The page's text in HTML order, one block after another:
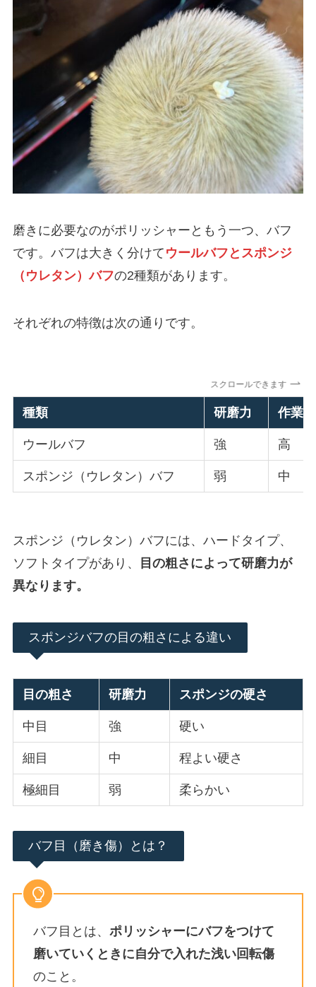
磨きに必要なのがポリッシャーともう一つ、バフ
です。バフは大きく分けて ウールバフとスポンジ
（ウレタン）バフの2種類があります。
それぞれの特徴は次の通りです。
スクロールできます
種類 研磨力 作業
ウールバフ 強 高
スポンジ（ウレタン）バフ 弱 中
スポンジ（ウレタン）バフには、ハードタイプ、
ソフトタイプがあり、
目の粗さによって研磨力が
異なります。
スポンジバフの目の粗さによる違い
目の粗さ 研磨力 スポンジの硬さ
中目 強 硬い
細目 中 程よい硬さ
極細目 弱 柔らかい
バフ目（磨き傷）とは？
バフ目とは、 ポリッシャーにバフをつけて
磨いていくときに自分で入れた浅い回転傷
のこと。